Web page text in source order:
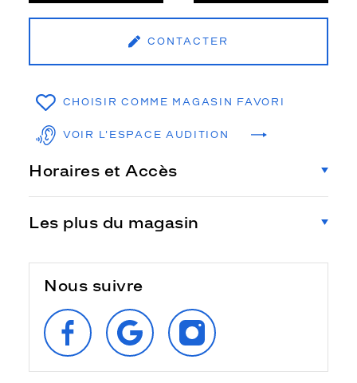
CONTACTER
CHOISIR COMME MAGASIN FAVORI
VOIR L'ESPACE AUDITION
Horaires et Accès
Les plus du magasin
Nous suivre
SUIVEZ‑NOUS
SUR
FACEBOOK
RETROUVEZ‑NOUS
SUR
GOOGLE
SUIVEZ‑NOUS
SUR
INSTAGRAM